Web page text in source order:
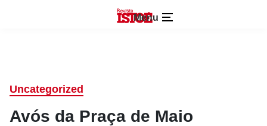
Menu
Uncategorized
Avós da Praça de Maio